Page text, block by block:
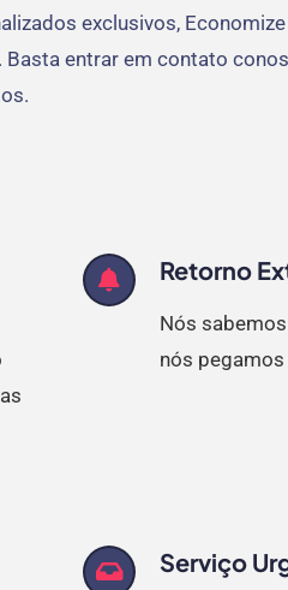
exclusivos,
entrar em contato
Retorno
Nós
nós pegamos
Serviço